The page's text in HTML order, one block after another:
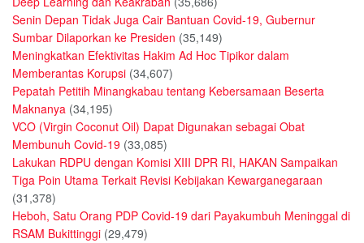
Senin Depan Tidak Juga Cair Bantuan Covid-19, Gubernur
Sumbar Dilaporkan ke Presiden (35,149)
Meningkatkan Efektivitas Hakim Ad Hoc Tipikor dalam
Memberantas Korupsi (34,607)
Pepatah Petitih Minangkabau tentang Kebersamaan Beserta
Maknanya (34,195)
VCO (Virgin Coconut Oil) Dapat Digunakan sebagai Obat
Membunuh Covid-19 (33,085)
Lakukan RDPU dengan Komisi XIII DPR RI, HAKAN Sampaikan
Tiga Poin Utama Terkait Revisi Kebijakan Kewarganegaraan
(31,378)
Heboh, Satu Orang PDP Covid-19 dari Payakumbuh Meninggal di
RSAM Bukittinggi (29,479)